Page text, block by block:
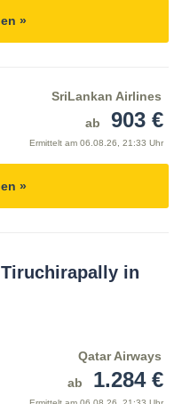
»
SriLankan Airlines
ab
903 €
Ermittelt am 06.08.26, 21:33 Uhr
»
in
Qatar Airways
ab
1.284 €